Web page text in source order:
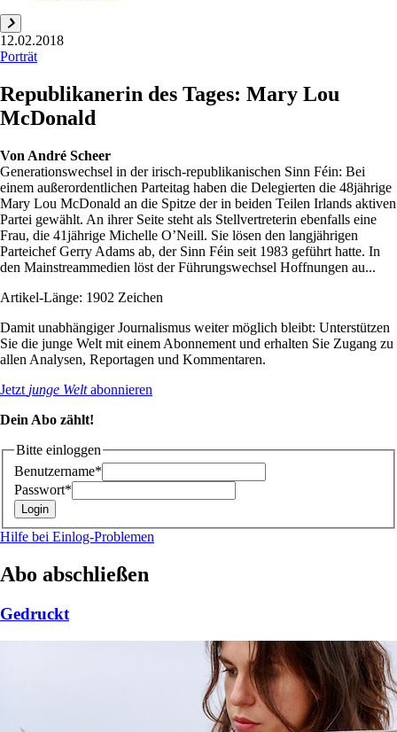
12.02.2018
Porträt
Republikanerin des Tages: Mary Lou
McDonald
Von André Scheer
Generationswechsel in der irisch-republikanischen Sinn Féin: Bei
einem außerordentlichen Parteitag haben die Delegierten die 48jährige
Mary Lou McDonald an die Spitze der in beiden Teilen Irlands aktiven
Partei gewählt. An ihrer Seite steht als Stellvertreterin ebenfalls eine
Frau, die 41jährige Michelle O’Neill. Sie lösen den langjährigen
Parteichef Gerry Adams ab, der Sinn Féin seit 1983 geführt hatte. In
den Mainstreammedien löst der Führungswechsel Hoffnungen au...
Artikel-Länge: 1902 Zeichen
Damit unabhängiger Journalismus weiter möglich bleibt: Unterstützen
Sie die junge Welt mit einem Abonnement und erhalten Sie Zugang zu
allen Analysen, Reportagen und Kommentaren.
Jetzt junge Weltabonnieren
Dein Abo zählt!
Bitte einloggen
Benutzername*
Passwort*
Hilfe bei Einlog-Problemen
Abo abschließen
Gedruckt